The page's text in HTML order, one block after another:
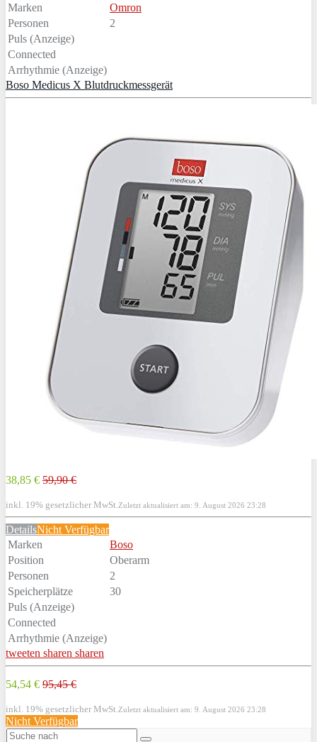
Marken
Omron
Personen
2
Puls (Anzeige)
Connected
Arrhythmie (Anzeige)
Boso Medicus X Blutdruckmessgerät
38,85 € 59,90 €
inkl. 19% gesetzlicher MwSt. Zuletzt aktualisiert am: 9. August 2026 23:28
DetailsNicht Verfügbar
Marken
Boso
Position
Oberarm
Personen
2
Speicherplätze
30
Puls (Anzeige)
Connected
Arrhythmie (Anzeige)
tweeten sharen sharen
54,54 € 95,45 €
inkl. 19% gesetzlicher MwSt. Zuletzt aktualisiert am: 9. August 2026 23:28
Nicht Verfügbar